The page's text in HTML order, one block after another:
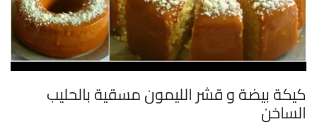
كيكة بيضة و قشر الليمون مسقية بالحليب
الساخن